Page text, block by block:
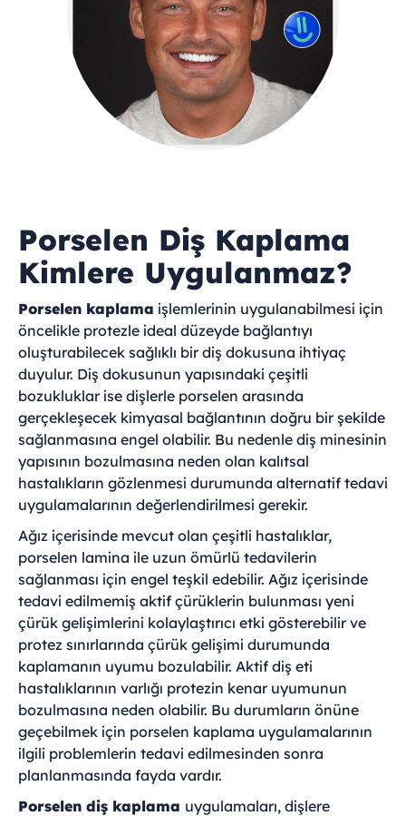
Porselen Diş Kaplama
Kimlere Uygulanmaz?
Porselen kaplama işlemlerinin uygulanabilmesi için
öncelikle protezle ideal düzeyde bağlantıyı
oluşturabilecek sağlıklı bir diş dokusuna ihtiyaç
duyulur. Diş dokusunun yapısındaki çeşitli
bozukluklar ise dişlerle porselen arasında
gerçekleşecek kimyasal bağlantının doğru bir şekilde
sağlanmasına engel olabilir. Bu nedenle diş minesinin
yapısının bozulmasına neden olan kalıtsal
hastalıkların gözlenmesi durumunda alternatif tedavi
uygulamalarının değerlendirilmesi gerekir.
Ağız içerisinde mevcut olan çeşitli hastalıklar,
porselen lamina ile uzun ömürlü tedavilerin
sağlanması için engel teşkil edebilir. Ağız içerisinde
tedavi edilmemiş aktif çürüklerin bulunması yeni
çürük gelişimlerini kolaylaştırıcı etki gösterebilir ve
protez sınırlarında çürük gelişimi durumunda
kaplamanın uyumu bozulabilir. Aktif diş eti
hastalıklarının varlığı protezin kenar uyumunun
bozulmasına neden olabilir. Bu durumların önüne
geçebilmek için porselen kaplama uygulamalarının
ilgili problemlerin tedavi edilmesinden sonra
planlanmasında fayda vardır.
Porselen diş kaplama uygulamaları, dişlere